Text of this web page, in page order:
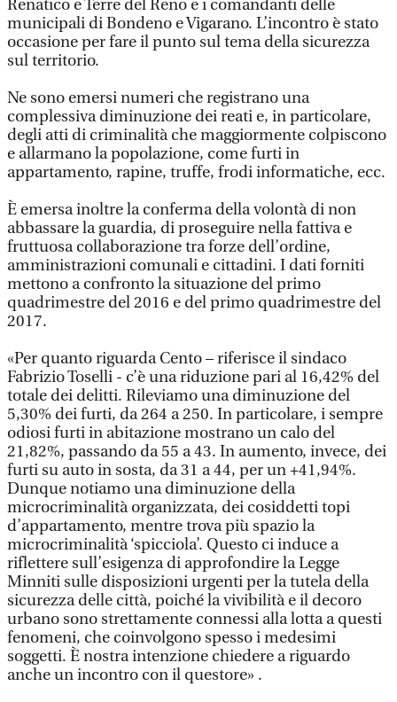
Renatico e Terre del Reno e i comandanti delle
municipali di Bondeno e Vigarano. L’incontro è stato
occasione per fare il punto sul tema della sicurezza
sul territorio.
Ne sono emersi numeri che registrano una
complessiva diminuzione dei reati e, in particolare,
degli atti di criminalità che maggiormente colpiscono
e allarmano la popolazione, come furti in
appartamento, rapine, truffe, frodi informatiche, ecc.
È emersa inoltre la conferma della volontà di non
abbassare la guardia, di proseguire nella fattiva e
fruttuosa collaborazione tra forze dell’ordine,
amministrazioni comunali e cittadini. I dati forniti
mettono a confronto la situazione del primo
quadrimestre del 2016 e del primo quadrimestre del
2017.
«Per quanto riguarda Cento – riferisce il sindaco
Fabrizio Toselli - c’è una riduzione pari al 16,42% del
totale dei delitti. Rileviamo una diminuzione del
5,30% dei furti, da 264 a 250. In particolare, i sempre
odiosi furti in abitazione mostrano un calo del
21,82%, passando da 55 a 43. In aumento, invece, dei
furti su auto in sosta, da 31 a 44, per un +41,94%.
Dunque notiamo una diminuzione della
microcriminalità organizzata, dei cosiddetti topi
d’appartamento, mentre trova più spazio la
microcriminalità ‘spicciola’. Questo ci induce a
riflettere sull’esigenza di approfondire la Legge
Minniti sulle disposizioni urgenti per la tutela della
sicurezza delle città, poiché la vivibilità e il decoro
urbano sono strettamente connessi alla lotta a questi
fenomeni, che coinvolgono spesso i medesimi
soggetti. È nostra intenzione chiedere a riguardo
anche un incontro con il questore» .